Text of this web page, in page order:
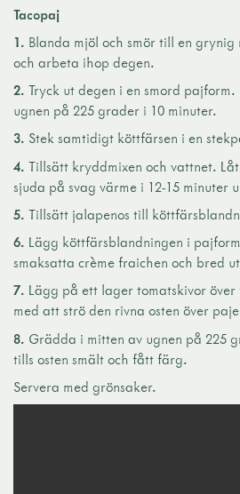
Tacopaj
1. Blanda mjöl och smör till en
och arbeta ihop degen.
2. Tryck ut degen i en smord
ugnen på 225 grader i 10 minuter.
3. Stek samtidigt köttfärsen i en
4. Tillsätt kryddmixen och vattnet.
sjuda på svag värme i 12-15 minuter
5. Tillsätt jalapenos till
6. Lägg köttfärsblandningen i
smaksatta crème fraichen och bred
7. Lägg på ett lager tomatskivor
med att strö den rivna osten över
8. Grädda i mitten av ugnen på 225
tills osten smält och fått färg.
Servera med grönsaker.